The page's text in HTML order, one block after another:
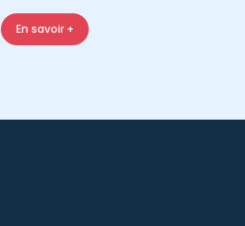
En savoir +